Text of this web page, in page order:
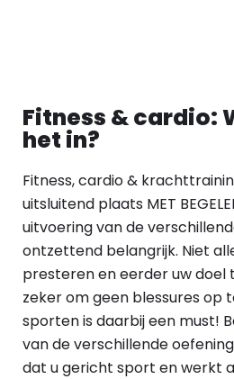
Fitness & cardio:
het in?
Fitness, cardio &
uitsluitend plaats MET
uitvoering van de
ontzettend belangrijk. Niet
presteren en eerder uw doel
zeker om geen blessures op
sporten is daarbij een must!
van de verschillende
dat u gericht sport en werkt